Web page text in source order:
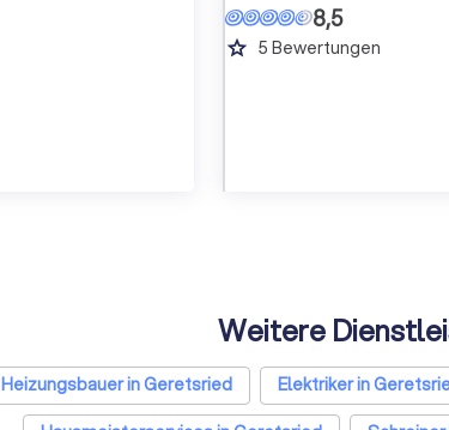
8,5
grade 5 Bewertungen
Weitere
Heizungsbauer in Geretsried Elektriker in